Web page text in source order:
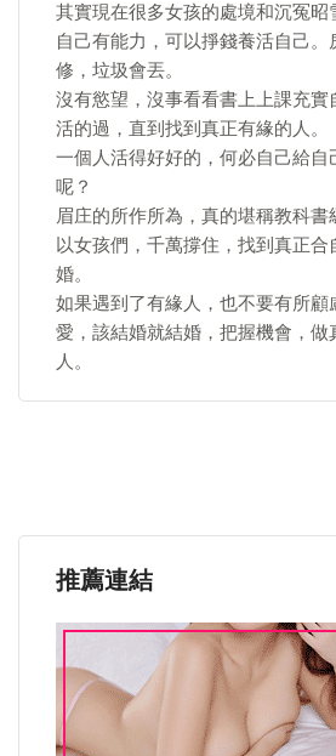
其實現在很多女孩的處境和沉冤昭
自己有能力，可以掙錢養活自己。
修，垃圾會丟。
沒有慾望，沒事看看書上上課充實
活的過，直到找到真正有緣的人。
一個人活得好好的，何必自己給自
呢？
眉庄的所作所為，真的堪稱教科書
以女孩們，千萬撐住，找到真正
婚。
如果遇到了有緣人，也不要有所顧
愛，該結婚就結婚，把握機會，做
人。
推薦連結